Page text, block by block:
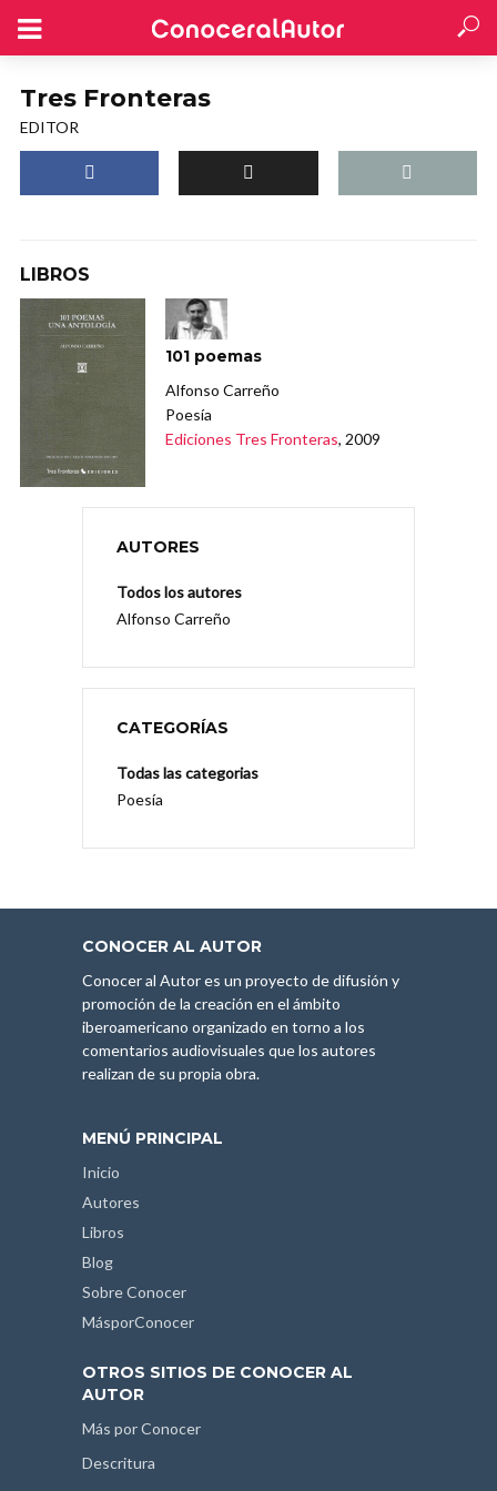
Tres Fronteras
EDITOR
LIBROS
101 poemas
Alfonso Carreño
Poesía
Ediciones Tres Fronteras, 2009
AUTORES
Todos los autores
Alfonso Carreño
CATEGORÍAS
Todas las categorias
Poesía
CONOCER AL AUTOR
Conocer al Autor es un proyecto de difusión y
promoción de la creación en el ámbito
iberoamericano organizado en torno a los
comentarios audiovisuales que los autores
realizan de su propia obra.
MENÚ PRINCIPAL
Inicio
Autores
Libros
Blog
Sobre Conocer
MásporConocer
OTROS SITIOS DE CONOCER AL
AUTOR
Más por Conocer
Descritura